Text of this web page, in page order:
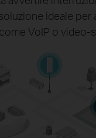
ideale per
VoIP o video-